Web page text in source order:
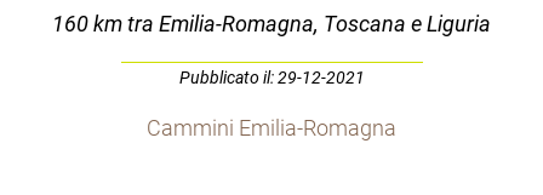
160 km tra Emilia-Romagna, Toscana e Liguria
Pubblicato il: 29-12-2021
Cammini Emilia-Romagna